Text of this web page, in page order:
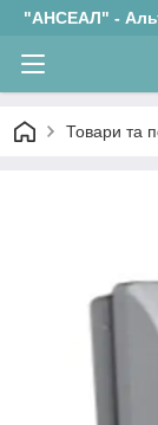
"АНСЕАЛ" -
Товари та